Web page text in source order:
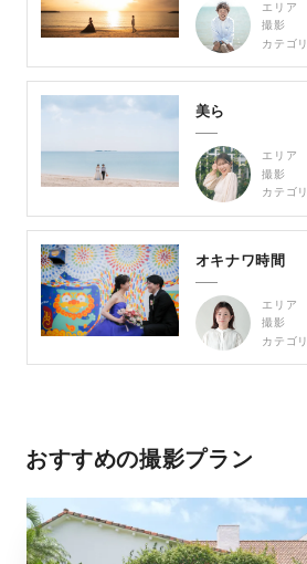
エリア
撮影
カテゴリ
美ら
エリア
撮影
カテゴリ
オキナワ時間
エリア
撮影
カテゴリ
おすすめの撮影プラン